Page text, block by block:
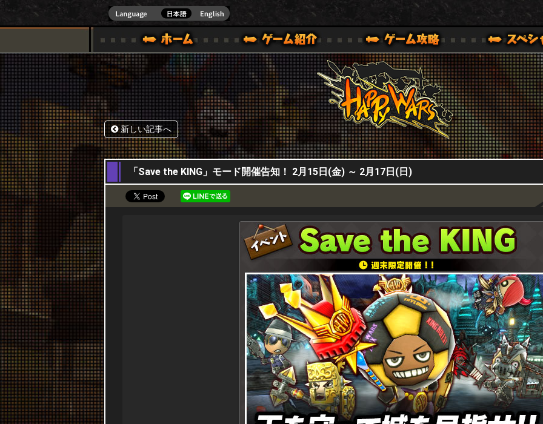
HappyWars
)公式サイト [ XBOX 360,XBOX ONE VER.]
ゲームガイド
スペシャル｜HAPPY WARS(ハッピーウォーズ)公式サイト [ XBOX 360,XBOX ONE VER.]
サポート | HAPPY WARS(ハッピーウォーズ)公式サイト [ XBOX 360,XBOX ONE VER.]
新しい記事へ
14,02,2019
「Save the KING」モード開催告知！ 2月15日(金) ～ 2月17日(日)